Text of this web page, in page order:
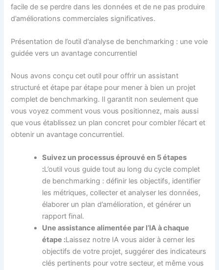
facile de se perdre dans les données et de ne pas produire
d’améliorations commerciales significatives.
Présentation de l’outil d’analyse de benchmarking : une voie
guidée vers un avantage concurrentiel
Nous avons conçu cet outil pour offrir un assistant
structuré et étape par étape pour mener à bien un projet
complet de benchmarking. Il garantit non seulement que
vous voyez comment vous vous positionnez, mais aussi
que vous établissez un plan concret pour combler l’écart et
obtenir un avantage concurrentiel.
Suivez un processus éprouvé en 5 étapes
:L’outil vous guide tout au long du cycle complet
de benchmarking : définir les objectifs, identifier
les métriques, collecter et analyser les données,
élaborer un plan d’amélioration, et générer un
rapport final.
Une assistance alimentée par l’IA à chaque
étape :Laissez notre IA vous aider à cerner les
objectifs de votre projet, suggérer des indicateurs
clés pertinents pour votre secteur, et même vous